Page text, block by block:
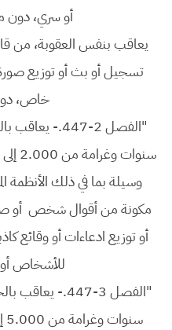
أو سري، دون
يعاقب بنفس العقوبة، من
تسجيل أو بث أو توزيع
خاص،
"الفصل 2-
وسيلة بما في ذلك الأنظمة
مكونة من أقوال شخص أو
أو توزيع ادعاءات أو وقائع
للأشخاص
"الفصل 3-